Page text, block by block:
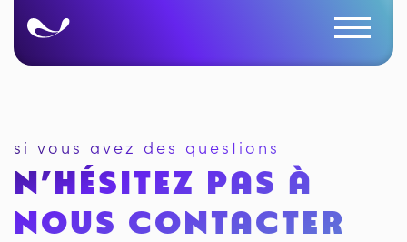
si vous avez des questions
N’HÉSITEZ PAS À
NOUS CONTACTER